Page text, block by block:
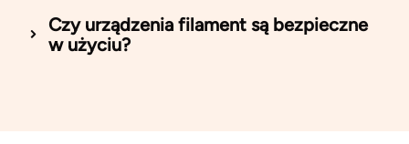
Czy urządzenia filament są bezpieczne
w użyciu?